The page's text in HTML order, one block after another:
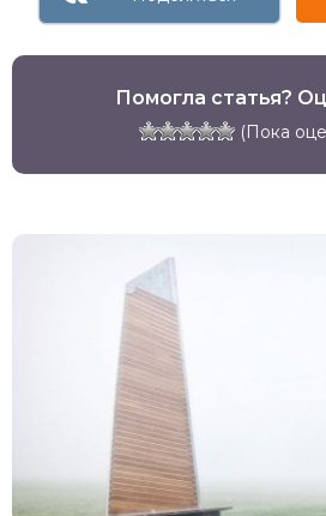
Помогла статья?
(Пока